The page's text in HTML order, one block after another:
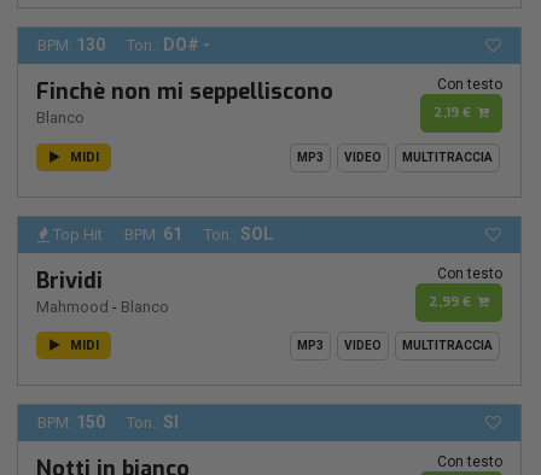
BPM: 130 Ton.: DO# -
Finchè non mi seppelliscono
Blanco
Con testo
2,19 €
MIDI MP3 VIDEO MULTITRACCIA
Top Hit BPM: 61 Ton.: SOL
Brividi
Mahmood - Blanco
Con testo
2,99 €
MIDI MP3 VIDEO MULTITRACCIA
BPM: 150 Ton.: SI
Notti in bianco Con testo